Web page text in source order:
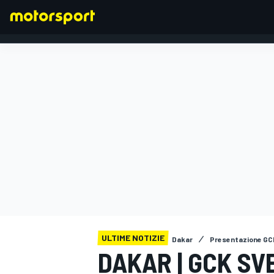
ULTIME NOTIZIE Dakar Presentazione
DAKAR | GCK